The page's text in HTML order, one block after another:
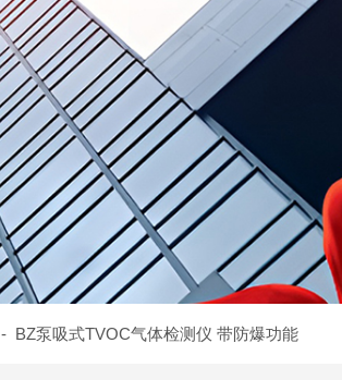
- BZ泵吸式TVOC气体检测仪 带防爆功能